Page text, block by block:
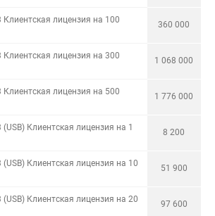
лицензия на 100
360 000
лицензия на 300
1 068 000
лицензия на 500
1 776 000
Клиентская лицензия на 1
8 200
Клиентская лицензия на 10
51 900
Клиентская лицензия на 20
97 600